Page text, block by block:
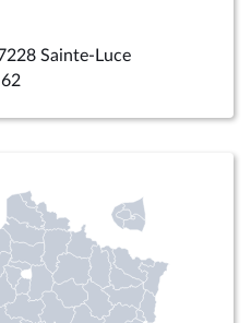
Sainte-Luce